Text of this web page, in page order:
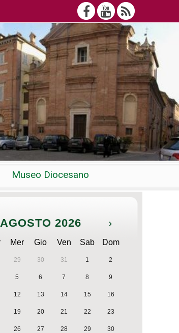
Museo Diocesano
AGOSTO 2026 ›
Mer Gio Ven Sab Dom
29 30 31 1 2
5 6 7 8 9
12 13 14 15 16
19 20 21 22 23
26 27 28 29 30